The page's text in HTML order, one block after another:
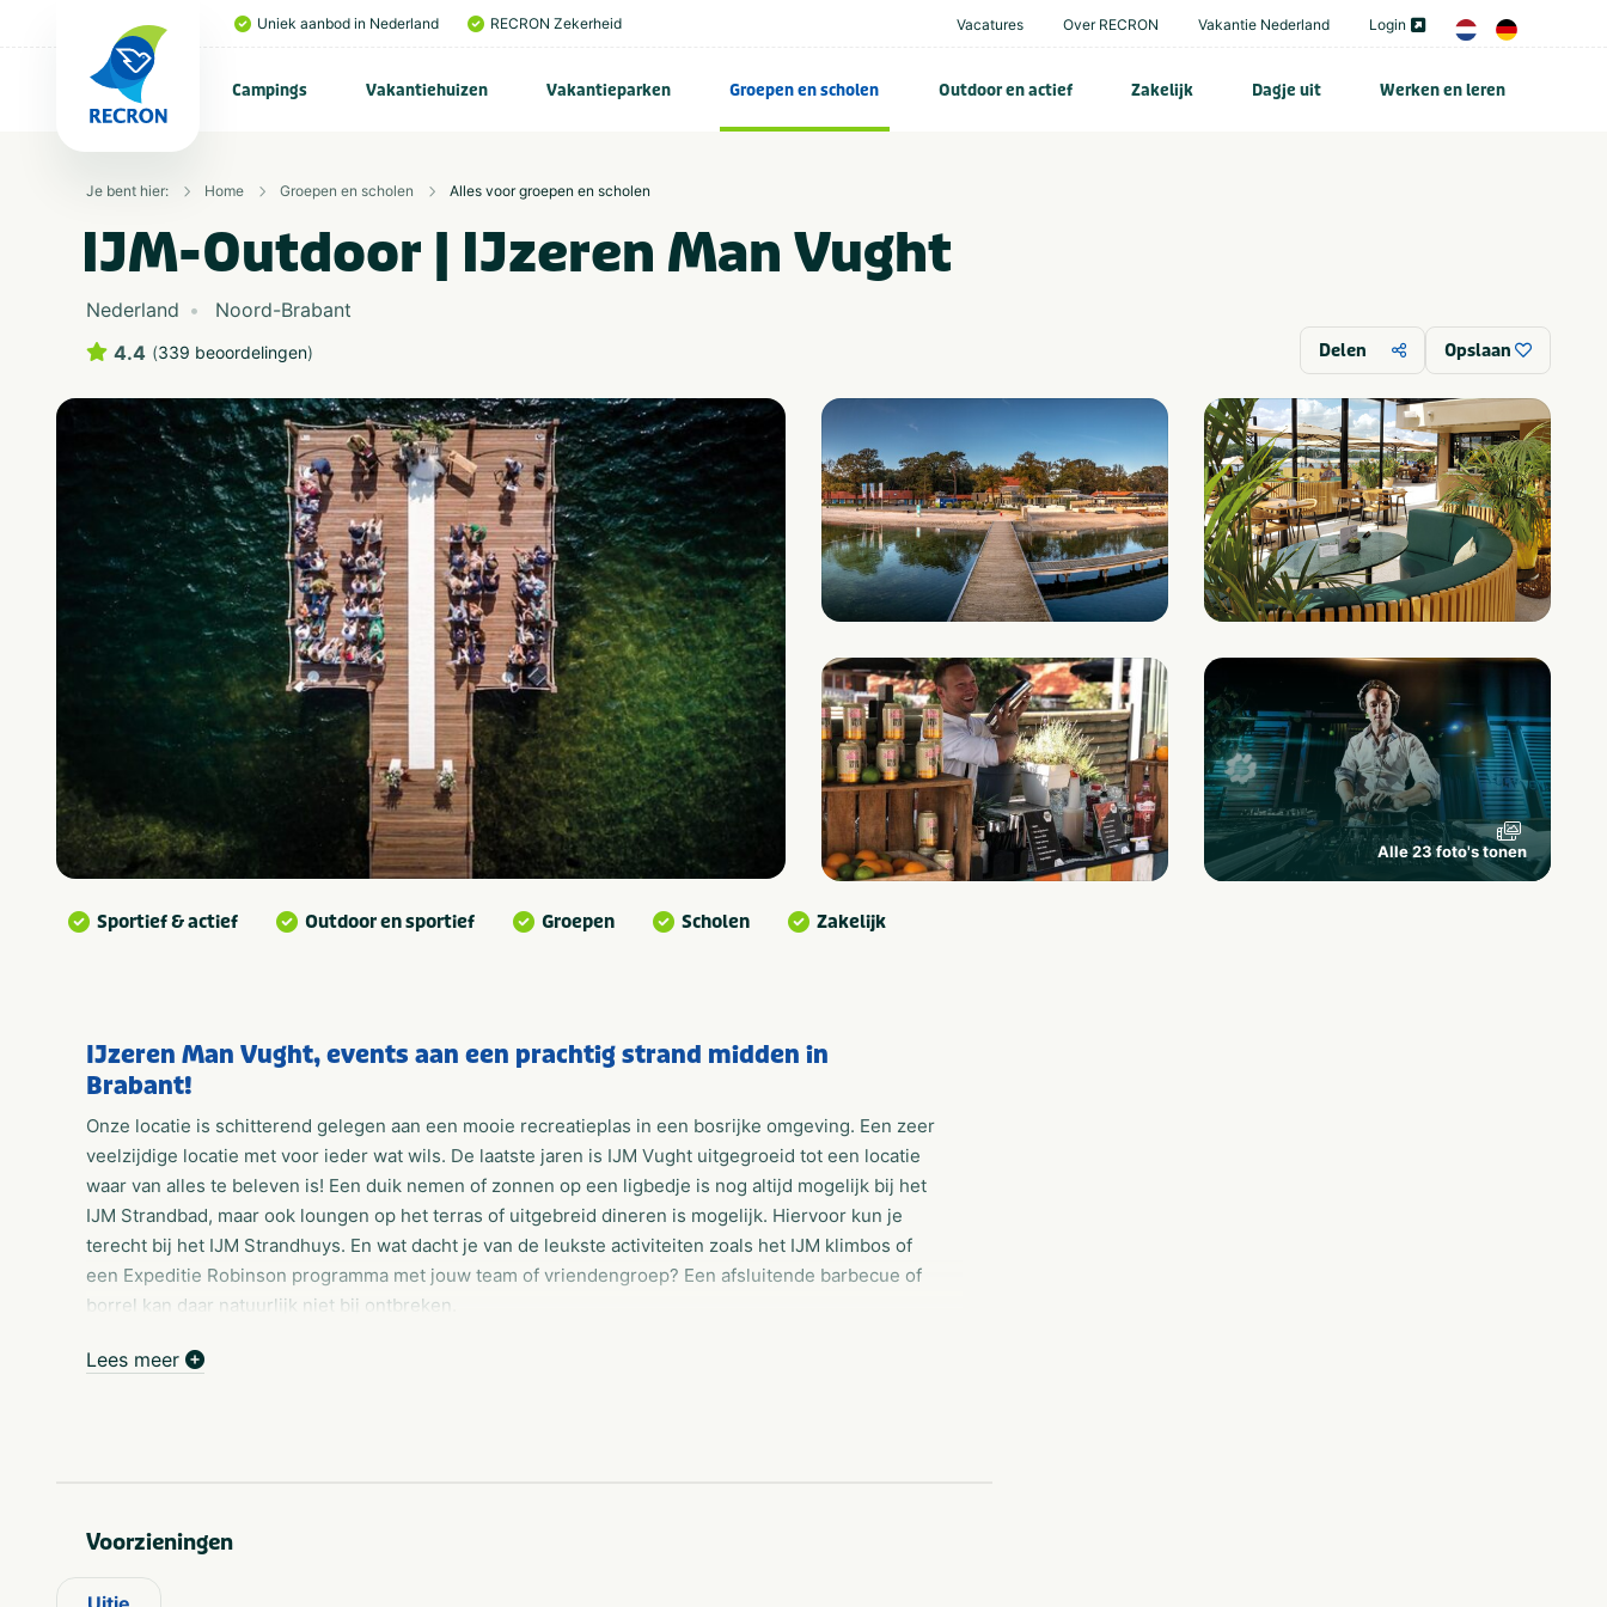
Uniek aanbod in Nederland RECRON Zekerheid Vacatures Over RECRON Vakantie Nederland Login
Campings Vakantiehuizen Vakantieparken Groepen en scholen Outdoor en actief Zakelijk Dagje uit Werken en leren
Je bent hier: Home Groepen en scholen Alles voor groepen en scholen
IJM-Outdoor | IJzeren Man Vught
Nederland
Noord-Brabant
4.4 (339 beoordelingen) Delen Opslaan
Alle 23 foto's tonen
Sportief & actief Outdoor en sportief Groepen Scholen Zakelijk
IJzeren Man Vught, events aan een prachtig strand midden in
Brabant!
Onze locatie is schitterend gelegen aan een mooie recreatieplas in een bosrijke omgeving. Een zeer
veelzijdige locatie met voor ieder wat wils. De laatste jaren is IJM Vught uitgegroeid tot een locatie
waar van alles te beleven is! Een duik nemen of zonnen op een ligbedje is nog altijd mogelijk bij het
IJM Strandbad, maar ook loungen op het terras of uitgebreid dineren is mogelijk. Hiervoor kun je
terecht bij het IJM Strandhuys. En wat dacht je van de leukste activiteiten zoals het IJM klimbos of
een Expeditie Robinson programma met jouw team of vriendengroep? Een afsluitende barbecue of
borrel kan daar natuurlijk niet bij ontbreken.
Klimbos met nettenpark, klimparcours & vrije val.
Lees meer
Voorzieningen